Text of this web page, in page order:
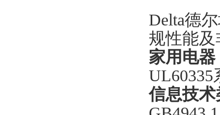
Delta德
规性能
家用电器
UL60335
信息技术